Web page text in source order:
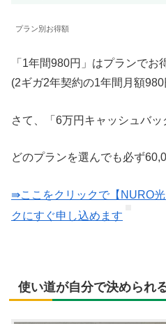
プラン別お得額
「1年間980円」はプランでお
(2ギガ2年契約の1年間月額
さて、「6万円キャッシュバッ
どのプランを選んでも必ず
⇛ここをクリックで【NURO
クにすぐ申し込めます
使い道が自分で決められ